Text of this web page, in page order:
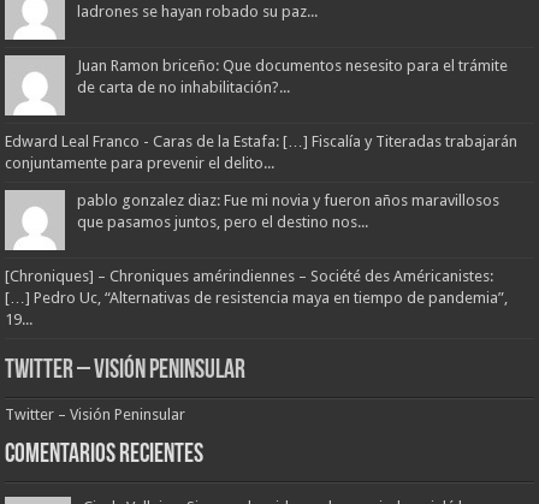
ladrones se hayan robado su paz...
Juan Ramon briceño: Que documentos nesesito para el trámite
de carta de no inhabilitación?...
Edward Leal Franco - Caras de la Estafa: […] Fiscalía y Titeradas trabajarán
conjuntamente para prevenir el delito...
pablo gonzalez diaz: Fue mi novia y fueron años maravillosos
que pasamos juntos, pero el destino nos...
[Chroniques] – Chroniques amérindiennes – Société des Américanistes:
[…] Pedro Uc, “Alternativas de resistencia maya en tiempo de pandemia”,
19...
Twitter – Visión Peninsular
Twitter – Visión Peninsular
Comentarios Recientes